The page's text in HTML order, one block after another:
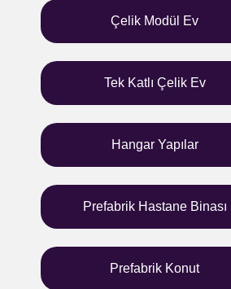
Çelik Modül Ev
Tek Katlı Çelik Ev
Hangar Yapılar
Prefabrik Hastane Binası
Prefabrik Konut